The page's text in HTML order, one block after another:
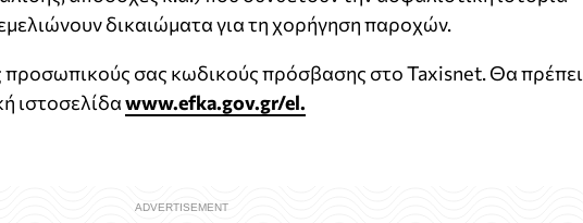
δικαιώματα για τη χορήγηση παροχών.
προσωπικούς σας κωδικούς πρόσβασης στο Taxisnet. Θα πρέπει
ιστοσελίδαwww.efka.gov.gr/el.